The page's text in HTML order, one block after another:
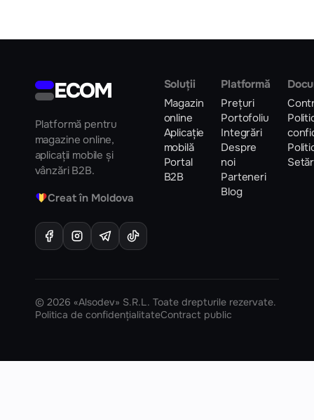
utilizatorului
afacerile din
ECOM
Platformă pentru
magazine online,
aplicații mobile și
vânzări B2B.
♥Creat în Moldova
Soluții
Magazin
online
Aplicație
mobilă
Portal
B2B
Platformă
Prețuri
Portofoliu
Integrări
Despre
noi
Parteneri
Blog
© 2026 «Alsodev» S.R.L. Toate drepturile rezervate.
Politica de confidențialitateContract public